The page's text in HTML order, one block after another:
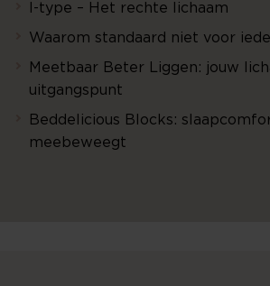
I-type – Het rechte lichaam
Waarom standaard niet voor
Meetbaar Beter Liggen: jouw
uitgangspunt
Beddelicious Blocks:
meebeweegt